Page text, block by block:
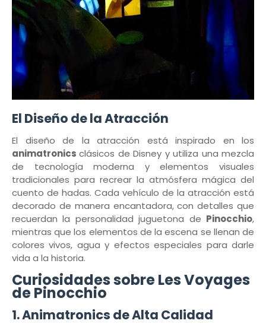
El Diseño de la Atracción
El diseño de la atracción está inspirado en los
animatronicsclásicos de Disney y utiliza una mezcla
de tecnología moderna y elementos visuales
tradicionales para recrear la atmósfera mágica del
cuento de hadas. Cada vehículo de la atracción está
decorado de manera encantadora, con detalles que
recuerdan la personalidad juguetona de Pinocchio,
mientras que los elementos de la escena se llenan de
colores vivos, agua y efectos especiales para darle
vida a la historia.
Curiosidades sobre Les Voyages
de Pinocchio
1.Animatronics de Alta Calidad